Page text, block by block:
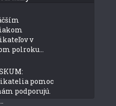
v
polroku...
pomoc
podporujú.